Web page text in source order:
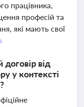
працівника,
професій та
які мають свої
договір від
у контексті